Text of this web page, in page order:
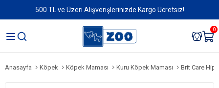
500 TL ve Üzeri Alışverişlerinizde Kargo Ücretsiz!
0
Anasayfa Köpek Köpek Maması Kuru Köpek Maması Brit Care